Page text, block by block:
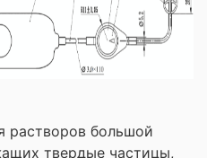
растворов большой
твердые частицы,